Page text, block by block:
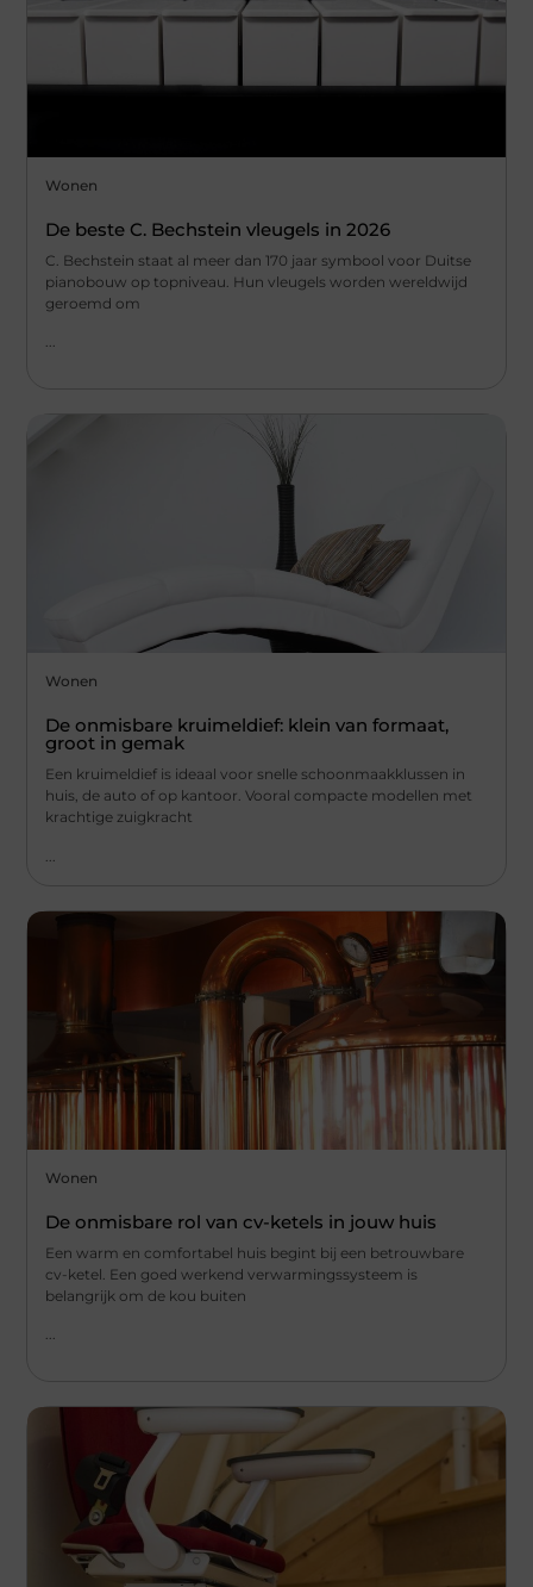
Wonen
De beste C. Bechstein vleugels in 2026
C. Bechstein staat al meer dan 170 jaar symbool voor Duitse
pianobouw op topniveau. Hun vleugels worden wereldwijd
geroemd om
...
Wonen
De onmisbare kruimeldief: klein van formaat,
groot in gemak
Een kruimeldief is ideaal voor snelle schoonmaakklussen in
huis, de auto of op kantoor. Vooral compacte modellen met
krachtige zuigkracht
Wonen
De onmisbare rol van cv-ketels in jouw huis
Een warm en comfortabel huis begint bij een betrouwbare
cv-ketel. Een goed werkend verwarmingssysteem is
belangrijk om de kou buiten